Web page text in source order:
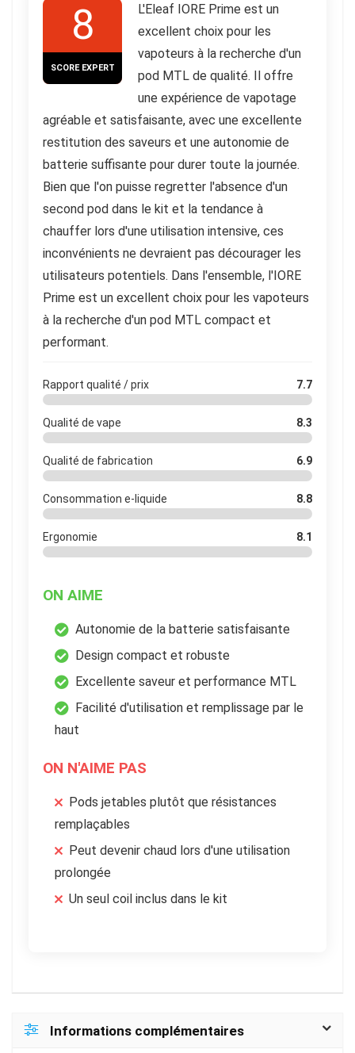
8
SCORE EXPERT
L'Eleaf IORE Prime est un
excellent choix pour les
vapoteurs à la recherche d'un
pod MTL de qualité. Il offre
une expérience de vapotage
agréable et satisfaisante, avec une excellente
restitution des saveurs et une autonomie de
batterie suffisante pour durer toute la journée.
Bien que l'on puisse regretter l'absence d'un
second pod dans le kit et la tendance à
chauffer lors d'une utilisation intensive, ces
inconvénients ne devraient pas décourager les
utilisateurs potentiels. Dans l'ensemble, l'IORE
Prime est un excellent choix pour les vapoteurs
à la recherche d'un pod MTL compact et
performant.
Rapport qualité / prix 7.7
Qualité de vape 8.3
Qualité de fabrication 6.9
Consommation e-liquide 8.8
Ergonomie 8.1
ON AIME
Autonomie de la batterie satisfaisante
Design compact et robuste
Excellente saveur et performance MTL
Facilité d'utilisation et remplissage par le
haut
ON N'AIME PAS
Pods jetables plutôt que résistances
remplaçables
Peut devenir chaud lors d'une utilisation
prolongée
Un seul coil inclus dans le kit
Informations complémentaires